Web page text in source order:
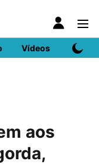
Vídeos DN
aos